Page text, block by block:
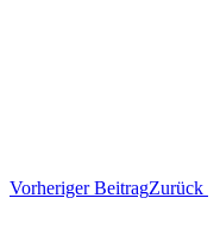
Vorheriger BeitragZurück